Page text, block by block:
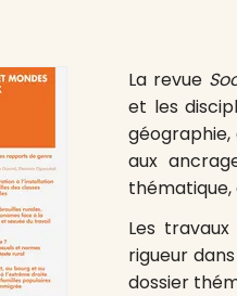
La revue
et les
aux
thématique,
Les
rigueur
dossier